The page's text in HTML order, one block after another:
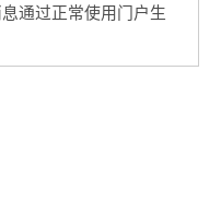
通过正常使用门户生